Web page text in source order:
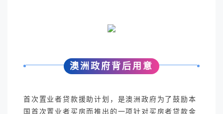
澳洲政府背后用意
首次置业者贷款援助计划，是澳洲政府为了鼓励本
国首次置业者买房而推出的一项针对买房者贷款金